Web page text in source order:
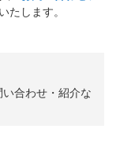
たします。
合わせ・紹介な